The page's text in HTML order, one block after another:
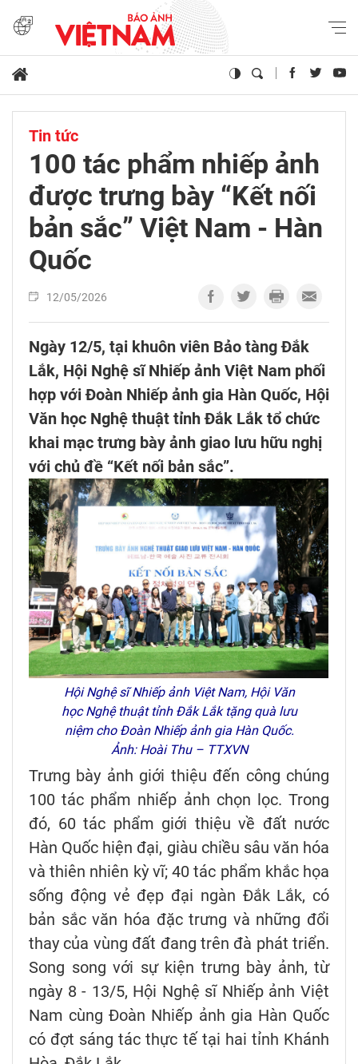
Tin tức
100 tác phẩm nhiếp ảnh
được trưng bày “Kết nối
bản sắc” Việt Nam - Hàn
Quốc
12/05/2026
Ngày 12/5, tại khuôn viên Bảo tàng Đắk
Lắk, Hội Nghệ sĩ Nhiếp ảnh Việt Nam phối
hợp với Đoàn Nhiếp ảnh gia Hàn Quốc, Hội
Văn học Nghệ thuật tỉnh Đắk Lắk tổ chức
khai mạc trưng bày ảnh giao lưu hữu nghị
với chủ đề “Kết nối bản sắc”.
Hội Nghệ sĩ Nhiếp ảnh Việt Nam, Hội Văn
học Nghệ thuật tỉnh Đắk Lắk tặng quà lưu
niệm cho Đoàn Nhiếp ảnh gia Hàn Quốc.
Ảnh: Hoài Thu – TTXVN
Trưng bày ảnh giới thiệu đến công chúng
100 tác phẩm nhiếp ảnh chọn lọc. Trong
đó, 60 tác phẩm giới thiệu về đất nước
Hàn Quốc hiện đại, giàu chiều sâu văn hóa
và thiên nhiên kỳ vĩ; 40 tác phẩm khắc họa
sống động vẻ đẹp đại ngàn Đắk Lắk, có
bản sắc văn hóa đặc trưng và những đổi
thay của vùng đất đang trên đà phát triển.
Song song với sự kiện trưng bày ảnh, từ
ngày 8 - 13/5, Hội Nghệ sĩ Nhiếp ảnh Việt
Nam cùng Đoàn Nhiếp ảnh gia Hàn Quốc
có đợt sáng tác thực tế tại hai tỉnh Khánh